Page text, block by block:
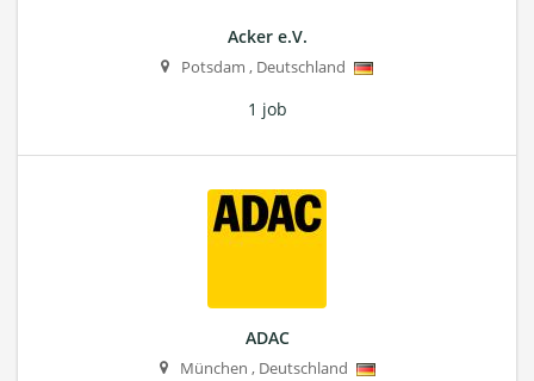
Acker e.V.
Potsdam , Deutschland
1 job
ADAC
München , Deutschland